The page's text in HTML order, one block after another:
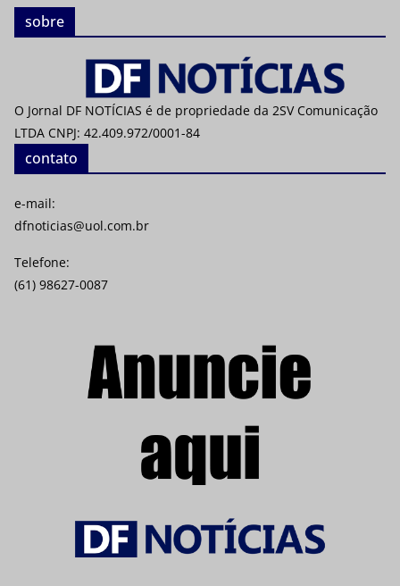
sobre
O Jornal DF NOTÍCIAS é de propriedade da 2SV Comunicação
LTDA CNPJ: 42.409.972/0001-84
contato
e-mail:
dfnoticias@uol.com.br
Telefone:
(61) 98627-0087